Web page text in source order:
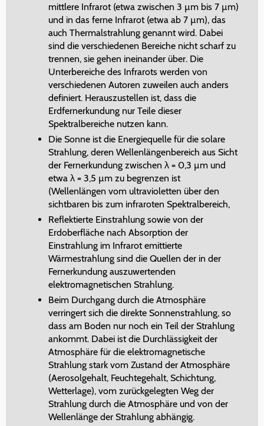
mittlere Infrarot (etwa zwischen 3 µm bis 7 µm)
und in das ferne Infrarot (etwa ab 7 µm), das
auch Thermalstrahlung genannt wird. Dabei
sind die verschiedenen Bereiche nicht scharf zu
trennen, sie gehen ineinander über. Die
Unterbereiche des Infrarots werden von
verschiedenen Autoren zuweilen auch anders
definiert. Herauszustellen ist, dass die
Erdfernerkundung nur Teile dieser
Spektralbereiche nutzen kann.
Die Sonne ist die Energiequelle für die solare
Strahlung, deren Wellenlängenbereich aus Sicht
der Fernerkundung zwischen λ = 0,3 µm und
etwa λ = 3,5 µm zu begrenzen ist
(Wellenlängen vom ultravioletten über den
sichtbaren bis zum infraroten Spektralbereich,
Reflektierte Einstrahlung sowie von der
Erdoberfläche nach Absorption der
Einstrahlung im Infrarot emittierte
Wärmestrahlung sind die Quellen der in der
Fernerkundung auszuwertenden
elektromagnetischen Strahlung.
Beim Durchgang durch die Atmosphäre
verringert sich die direkte Sonnenstrahlung, so
dass am Boden nur noch ein Teil der Strahlung
ankommt. Dabei ist die Durchlässigkeit der
Atmosphäre für die elektromagnetische
Strahlung stark vom Zustand der Atmosphäre
(Aerosolgehalt, Feuchtegehalt, Schichtung,
Wetterlage), vom zurückgelegten Weg der
Strahlung durch die Atmosphäre und von der
Wellenlänge der Strahlung abhängig.